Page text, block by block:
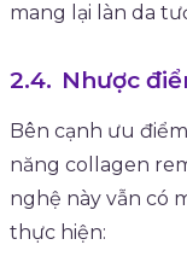
mang lại làn da
Nhược
Bên cạnh ưu
năng collagen
nghệ này vẫn có
thực hiện: